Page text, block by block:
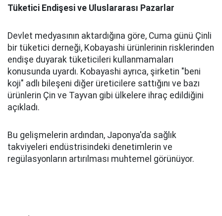
Tüketici Endişesi ve Uluslararası Pazarlar
Devlet medyasının aktardığına göre, Cuma günü Çinli
bir tüketici derneği, Kobayashi ürünlerinin risklerinden
endişe duyarak tüketicileri kullanmamaları
konusunda uyardı. Kobayashi ayrıca, şirketin "beni
koji" adlı bileşeni diğer üreticilere sattığını ve bazı
ürünlerin Çin ve Tayvan gibi ülkelere ihraç edildiğini
açıkladı.
Bu gelişmelerin ardından, Japonya'da sağlık
takviyeleri endüstrisindeki denetimlerin ve
regülasyonların artırılması muhtemel görünüyor.